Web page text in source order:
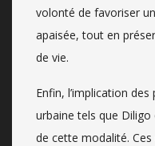
volonté de favoriser
apaisée, tout en
de vie.
Enfin, l’implication
urbaine tels que Diligo
de cette modalité.